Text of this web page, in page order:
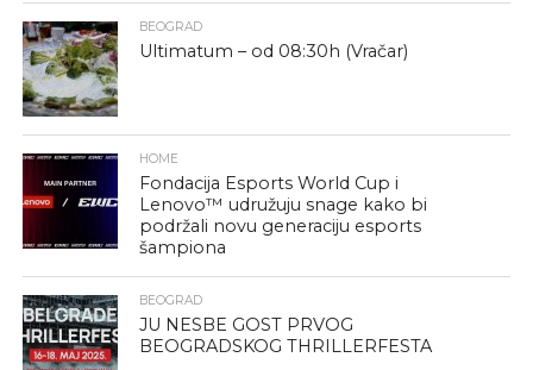
BEOGRAD
Ultimatum – od 08:30h (Vračar)
HOME
Fondacija Esports World Cup i
Lenovo™ udružuju snage kako bi
podržali novu generaciju esports
šampiona
BEOGRAD
JU NESBE GOST PRVOG
BEOGRADSKOG THRILLERFESTA